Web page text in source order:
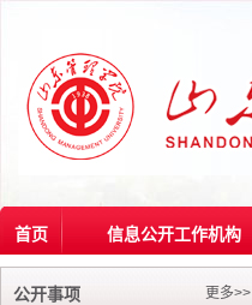
首页 信息公开工作机构
公开事项 更多>>